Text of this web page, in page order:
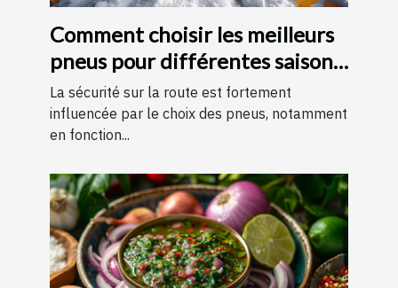
Comment choisir les meilleurs
pneus pour différentes saisons
?
La sécurité sur la route est fortement
influencée par le choix des pneus, notamment
en fonction...